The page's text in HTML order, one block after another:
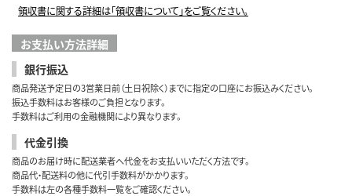
領収書に関する詳細は「領収書について」をご覧ください。
お支払い方法詳細
銀行振込
商品発送予定日の3営業日前（土日祝除く）までに指定の口座にお振込みください。
振込手数料はお客様のご負担となります。
手数料はご利用の金融機関により異なります。
代金引換
商品のお届け時に配送業者へ代金をお支払いいただく方法です。
商品代・配送料の他に代引手数料がかかります。
手数料は左の各種手数料一覧をご確認ください。